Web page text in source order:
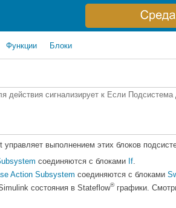
Функции Блоки
действия сигнализирует к Если
управляет выполнением этих блоков
соединяются с блоками If.
Action Subsystem соединяются с блоками
состояния в Stateflow®графики.